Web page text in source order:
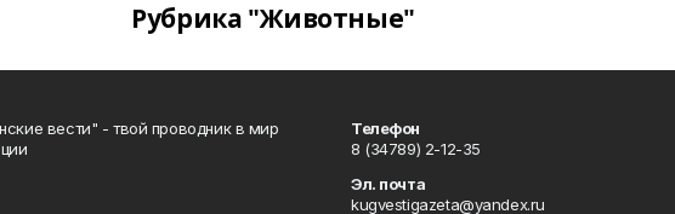
Рубрика "Животные"
вести" - твой проводник в мир
Телефон
8 (34789) 2-12-35
Эл. почта
kugvestigazeta@yandex.ru